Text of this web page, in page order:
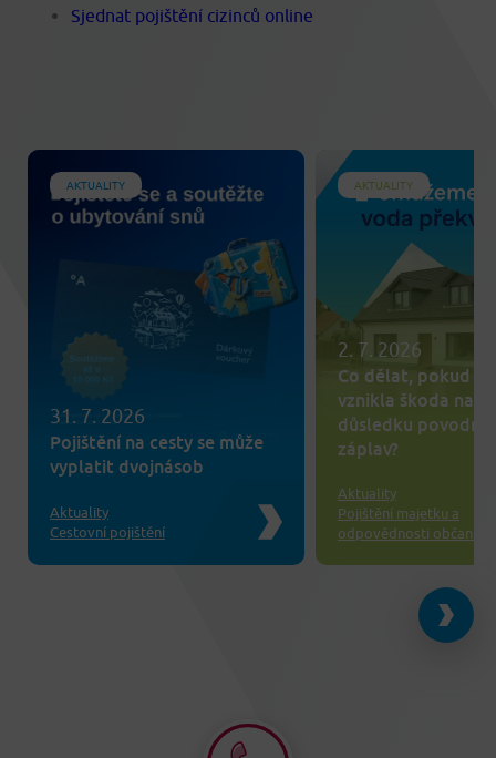
Sjednat pojištění cizinců online
AKTUALITY
31. 7. 2026
Pojištění na cesty se může
vyplatit dvojnásob
Aktuality
Cestovní pojištění
AKTUALITY
2. 7. 2026
Co dělat, pokud
vznikla škoda na
důsledku povodní
záplav?
Aktuality
Pojištění majetku a
odpovědnosti občanů